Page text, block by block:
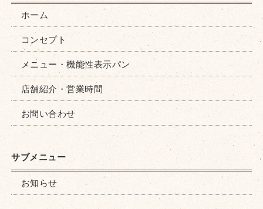
ホーム
コンセプト
メニュー・機能性表示パン
店舗紹介・営業時間
お問い合わせ
お知らせ